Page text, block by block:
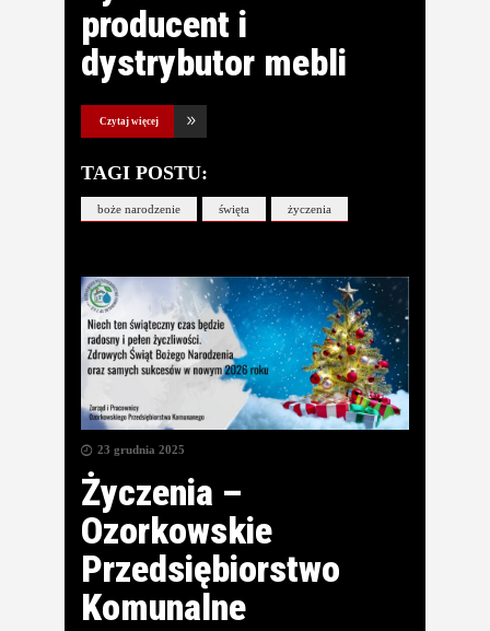
producent i
dystrybutor mebli
Czytaj więcej
TAGI POSTU:
boże narodzenie święta życzenia
23 grudnia 2025
Życzenia –
Ozorkowskie
Przedsiębiorstwo
Komunalne